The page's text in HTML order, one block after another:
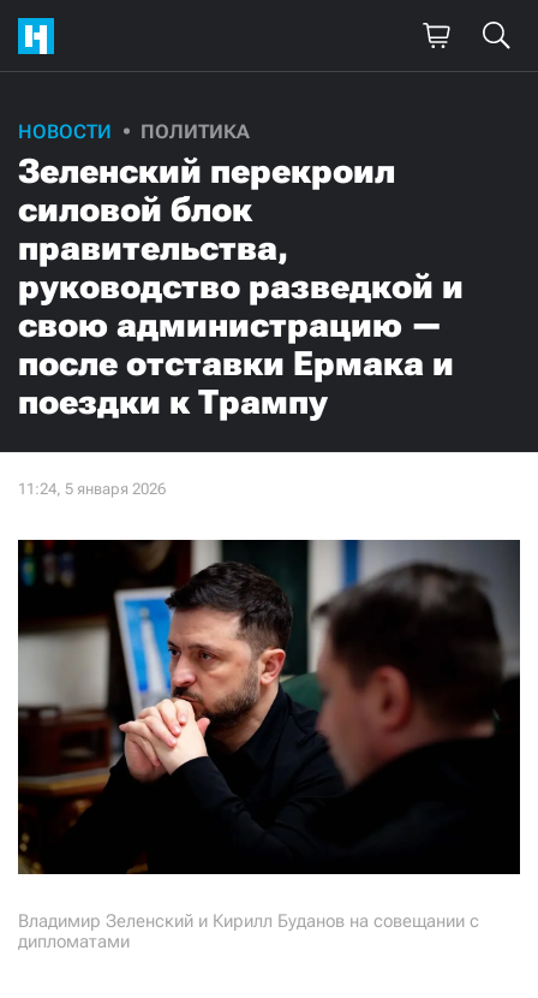
НОВОСТИ ПОЛИТИКА
Зеленский перекроил
силовой блок
правительства,
руководство разведкой и
свою администрацию —
после отставки Ермака и
поездки к Трампу
Владимир Зеленский и Кирилл Буданов на совещании с
дипломатами